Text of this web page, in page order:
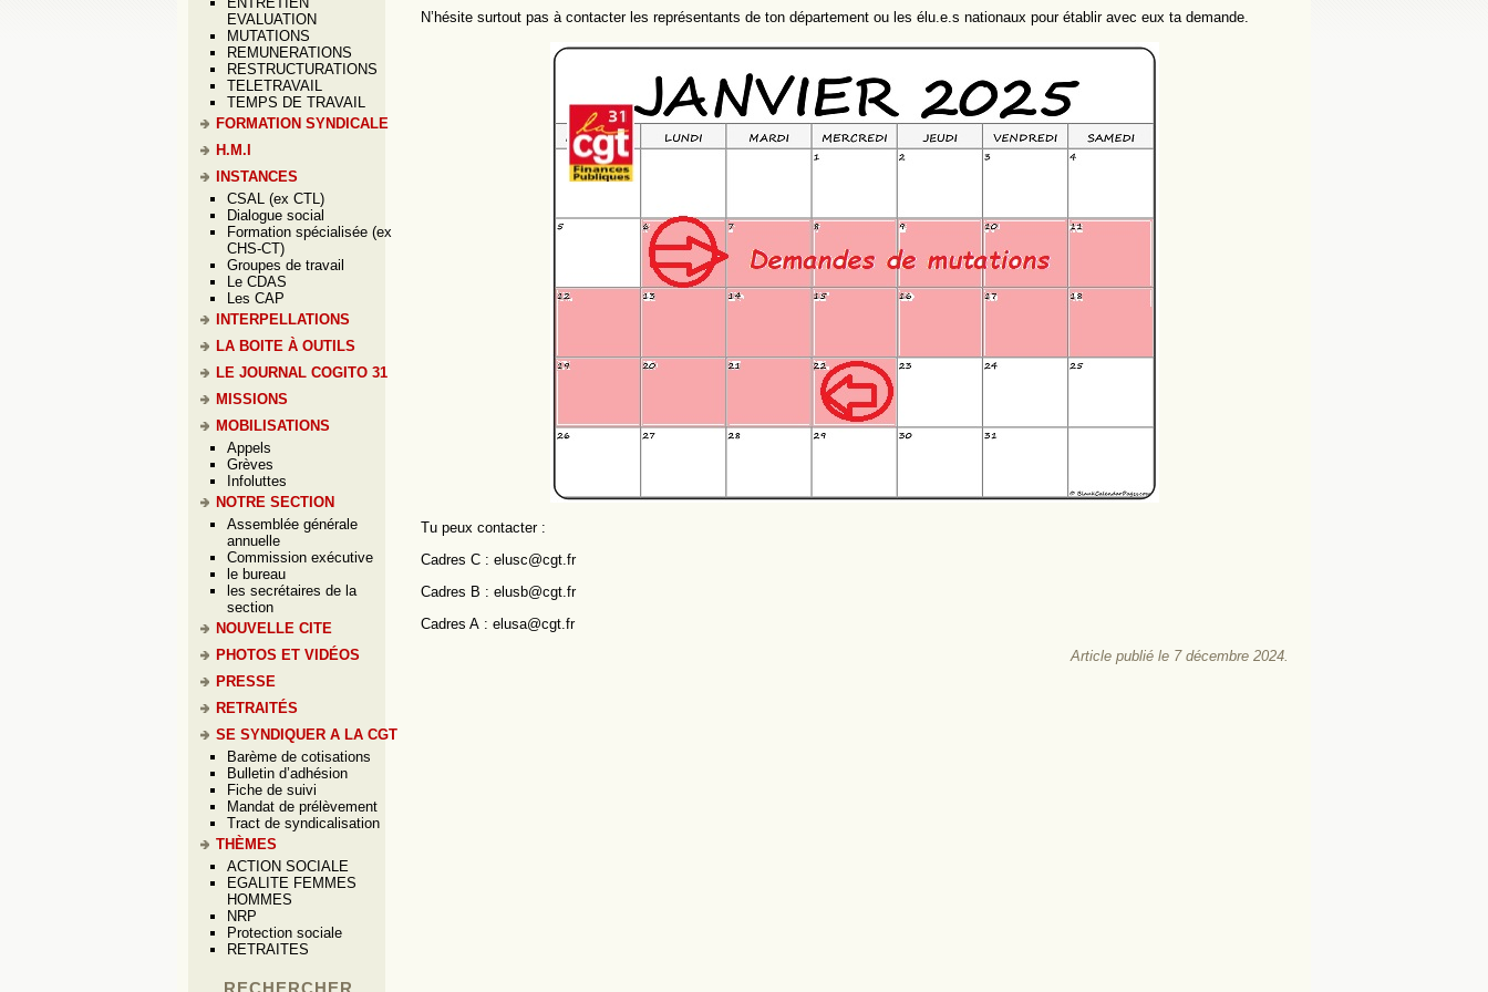
EVALUATION
MUTATIONS
REMUNERATIONS
RESTRUCTURATIONS
TELETRAVAIL
TEMPS DE TRAVAIL
FORMATION SYNDICALE
H.M.I
INSTANCES
CSAL (ex CTL)
Dialogue social
Formation spécialisée (ex
CHS-CT)
Groupes de travail
Le CDAS
Les CAP
INTERPELLATIONS
LA BOITE À OUTILS
LE JOURNAL COGITO 31
MISSIONS
MOBILISATIONS
Appels
Grèves
Infoluttes
NOTRE SECTION
Assemblée générale
annuelle
Commission exécutive
le bureau
les secrétaires de la
section
NOUVELLE CITE
PHOTOS ET VIDÉOS
PRESSE
RETRAITÉS
SE SYNDIQUER A LA CGT
Barème de cotisations
Bulletin d’adhésion
Fiche de suivi
Mandat de prélèvement
Tract de syndicalisation
THÈMES
ACTION SOCIALE
EGALITE FEMMES
HOMMES
NRP
Protection sociale
RETRAITES
RECHERCHER
N’hésite surtout pas à contacter les représentants de ton département ou les élu.e.s nationaux pour établir avec eux ta demande.
Tu peux contacter :
Cadres C : elusc@cgt.fr
Cadres B : elusb@cgt.fr
Cadres A : elusa@cgt.fr
Article publié le 7 décembre 2024.